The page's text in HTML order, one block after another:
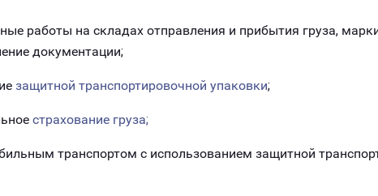
работы на складах отправления и прибытия груза,
документации;
защитной транспортировочной упаковки;
страхование груза;
транспортом с использованием защитной